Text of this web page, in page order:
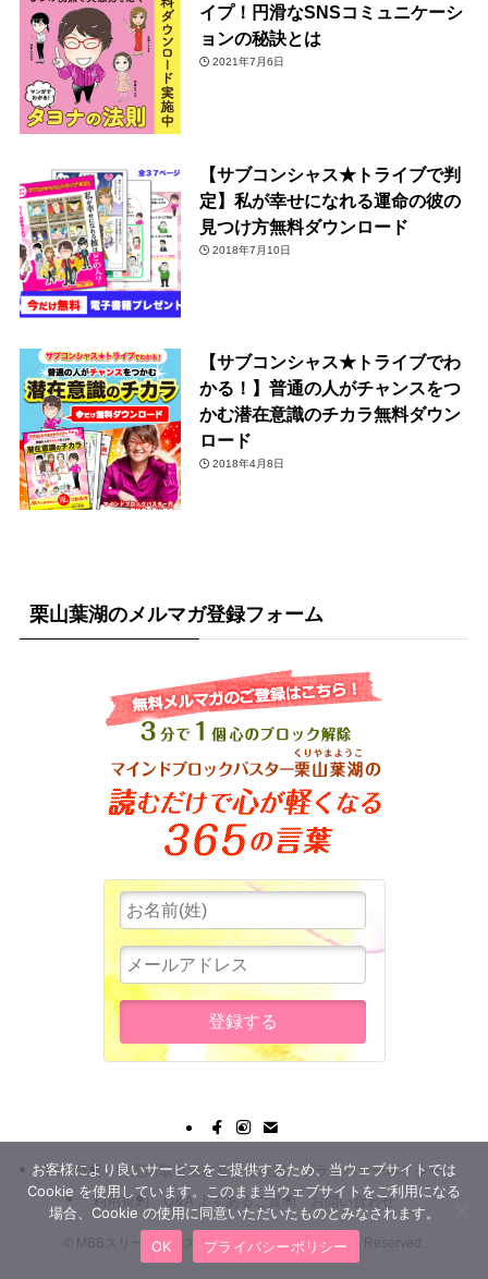
イプ！円滑なSNSコミュニケーシ
ョンの秘訣とは
2021年7月6日
【サブコンシャス★トライブで判
定】私が幸せになれる運命の彼の
見つけ方無料ダウンロード
2018年7月10日
【サブコンシャス★トライブでわ
かる！】普通の人がチャンスをつ
かむ潜在意識のチカラ無料ダウン
ロード
2018年4月8日
栗山葉湖のメルマガ登録フォーム
団体概要 特定商取引法に基づく表記
プライバシーポリシー
利用規約
Q&A よくあるご質問 お問い合わせ
MBBスリー・ピースビジネス通信講座 All Rights Reserved.
お客様により良いサービスをご提供するため、当ウェブサイトでは
Cookie を使用しています。このまま当ウェブサイトをご利用になる
場合、Cookie の使用に同意いただいたものとみなされます。
OK
プライバシーポリシー